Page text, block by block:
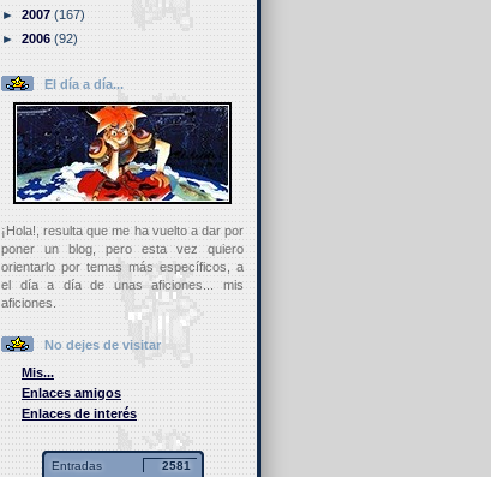
►2007(167)
►2006(92)
El día a día...
¡Hola!, resulta que me ha vuelto a dar por
poner un blog, pero esta vez quiero
orientarlo por temas más específicos, a
el día a día de unas aficiones... mis
aficiones.
No dejes de visitar
Mis...
Enlaces amigos
Enlaces de interés
Entradas 2581